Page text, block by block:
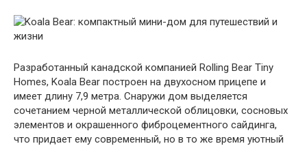
Разработанный канадской компанией Rolling Bear Tiny
Homes, Koala Bear построен на двухосном прицепе и
имеет длину 7,9 метра. Снаружи дом выделяется
сочетанием черной металлической облицовки, сосновых
элементов и окрашенного фиброцементного сайдинга,
что придает ему современный, но в то же время уютный